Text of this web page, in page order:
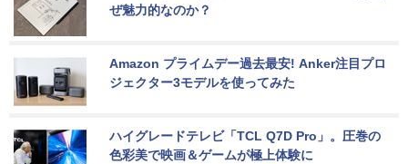
ぜ魅力的なのか？
Amazon プライムデー過去最安! Anker注目プロ
ジェクター3モデルを使ってみた
ハイグレードテレビ「TCL Q7D Pro」。圧巻の
色彩美で映画＆ゲームが極上体験に